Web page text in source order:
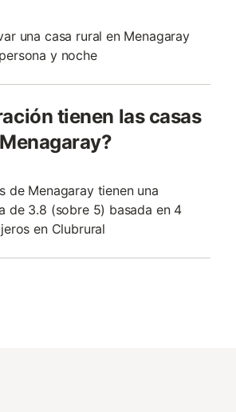
una casa rural en Menagaray
y noche
tienen las casas
de Menagaray tienen una
de 3.8 (sobre 5) basada en 4
en Clubrural